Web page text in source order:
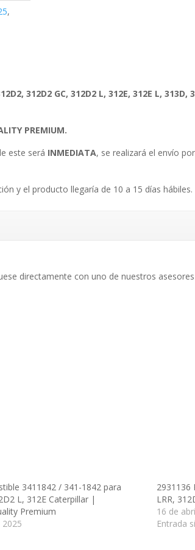
,
312D2 GC, 312D2 L, 312E, 312E L, 313D,
PREMIUM.
este será INMEDIATA, se realizará el envío
y el producto llegaría de 10 a 15 días hábiles.
directamente con uno de nuestros
3411842 / 341-1842 para
L, 312E Caterpillar |
Premium
2931136
LRR,
16 de
Entrada